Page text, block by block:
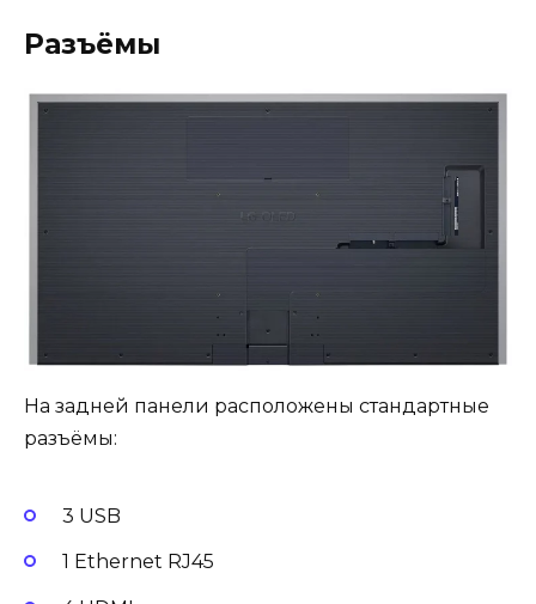
Разъёмы
На задней панели расположены стандартные
разъёмы:
3 USB
1 Ethernet RJ45